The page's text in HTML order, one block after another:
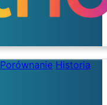
Porównanie Historia